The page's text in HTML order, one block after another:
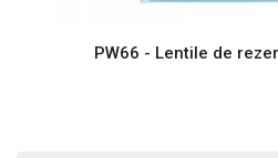
PW66 - Lentile de